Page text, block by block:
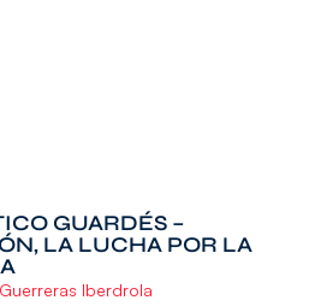
GUARDÉS –
LA LUCHA POR LA
Iberdrola